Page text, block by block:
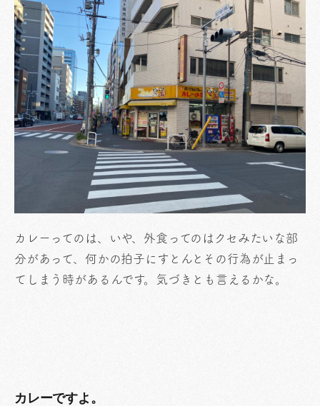
カレーってのは、いや、外食ってのはクセみたいな部
分があって、何かの拍子にすとんとその行為が止まっ
てしまう時があるんです。気づきとも言えるかな。
カレーですよ。